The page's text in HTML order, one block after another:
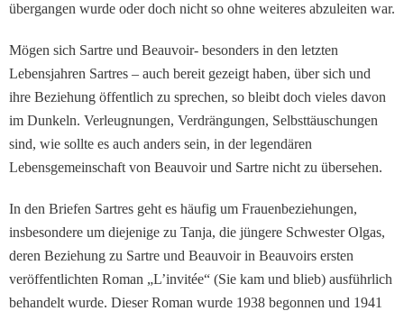
übergangen wurde oder doch nicht so ohne wei­teres abzuleiten war.
Mögen sich Sartre und Beau­voir- besonders in den letzten
Lebensjahren Sartres – auch bereit gezeigt haben, über sich und
ihre Beziehung öffentlich zu sprechen, so bleibt doch vieles davon
im Dunkeln. Verleugnungen, Verdrän­gungen, Selbsttäuschungen
sind, wie sollte es auch anders sein, in der legendären
Lebensgemeinschaft von Beau­voir und Sartre nicht zu über­sehen.
In den Briefen Sartres geht es häufig um Frauenbeziehungen,
insbesondere um dieje­nige zu Tanja, die jüngere Schwester Olgas,
deren Be­ziehung zu Sartre und Beau­voir in Beauvoirs ersten
ver­öffentlichten Roman „L’invitée“ (Sie kam und blieb) aus­führlich
behandelt wurde. Dieser Roman wurde 1938 begonnen und 1941